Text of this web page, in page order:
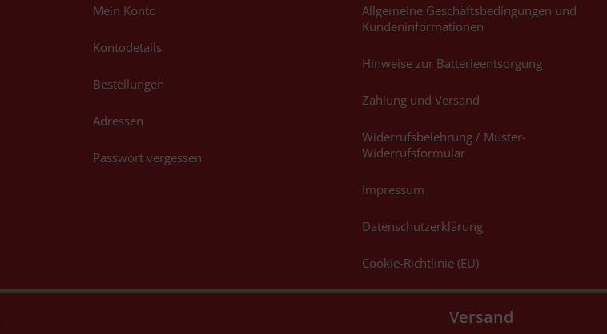
Mein Konto
Kontodetails
Bestellungen
Adressen
Passwort vergessen
Allgemeine Geschäftsbedingungen und
Kundeninformationen
Hinweise zur Batterieentsorgung
Zahlung und Versand
Widerrufsbelehrung / Muster-
Widerrufsformular
Impressum
Datenschutzerklärung
Cookie-Richtlinie (EU)
Versand